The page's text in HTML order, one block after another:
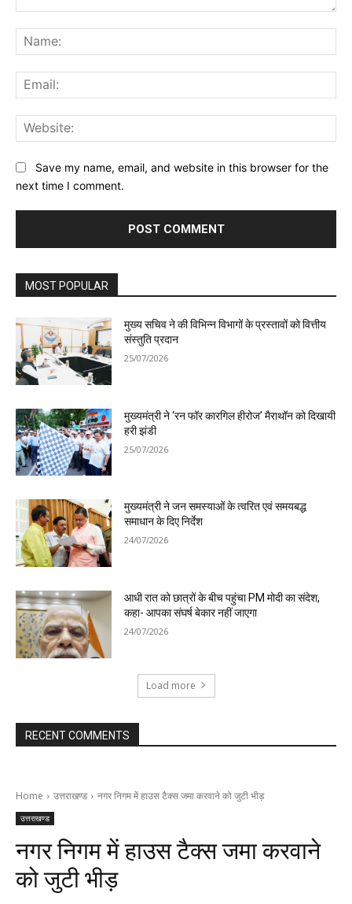
Save my name, email, and website in this browser for the
next time I comment.
MOST POPULAR
मुख्य सचिव ने की विभिन्न विभागों के प्रस्तावों को वित्तीय
संस्तुति प्रदान
25/07/2026
मुख्यमंत्री ने ‘रन फॉर कारगिल हीरोज’ मैराथॉन को दिखायी
हरी झंडी
25/07/2026
मुख्यमंत्री ने जन समस्याओं के त्वरित एवं समयबद्ध
समाधान के दिए निर्देश
24/07/2026
आधी रात को छात्रों के बीच पहुंचा PM मोदी का संदेश,
कहा- आपका संघर्ष बेकार नहीं जाएगा
24/07/2026
Load more
RECENT COMMENTS